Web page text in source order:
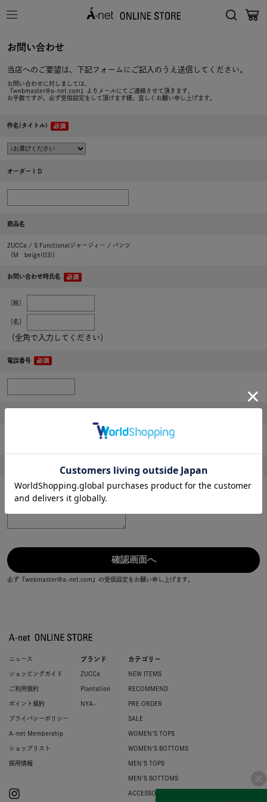
お問い合わせ
当店へのご要望は、下記フォームにご記入のうえ送信してください。
お問い合わせに対しましては、
『webmaster@a-net.com』よりメールにてご連絡させて頂きます。
お手数ですが、必ず受信設定をして頂けます様、宜しくお願い申し上げます。
件名(タイトル)
オーダーＩＤ
商品名
ZUCCa / S Functionalジャージィー / パンツ
（M beige(03)）
お問い合わせ時氏名
［姓］
［名］
（全角で入力してください）
電話番号
必ず『webmaster@a-net.com』の受信設定をお願い申し上げます。
ニュース
ショッピングガイド
ご利用規約
ポイント規約
プライバシーポリシー
A-net Membership
ショップリスト
採用情報
ブランド
ZUCCa
Plantation
NYA-
カテゴリー
NEW ITEMS
RECOMMEND
PRE ORDER
SALE
WOMEN'S TOPS
WOMEN'S BOTTOMS
MEN'S TOPS
MEN'S BOTTOMS
ACCESSORIES